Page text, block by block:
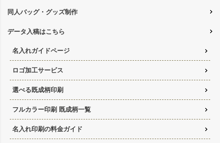
同人バッグ・グッズ制作
データ入稿はこちら
名入れガイドページ
ロゴ加工サービス
選べる既成柄印刷
フルカラー印刷 既成柄一覧
名入れ印刷の料金ガイド